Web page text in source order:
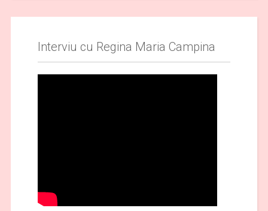
Interviu cu Regina Maria Campina